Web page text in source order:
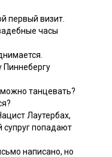
первый визит.
часы
Пиннебергу
танцевать?
Лаутербах,
попадают
написано, но